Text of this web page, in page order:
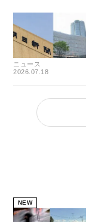
ニュース
2026.07.18
NEW